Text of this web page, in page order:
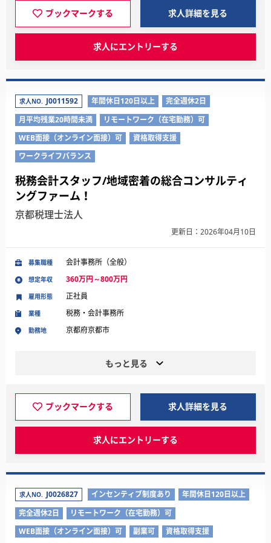
ブックマークする 求人詳細を見る
求人にエントリーする
求人NO. J0011592 年間休日120日以上
完全週休2日
月平均残業20時間未満
リモートワーク（在宅勤務）可
WEB面接（オンライン面接）可
資格取得支援
ワークライフバランス
税務会計スタッフ/地域密着の総合コンサルティ
ングファーム！
京都税理士法人
更新日：2026年04月10日
募集職種 会計事務所（全般）
想定年収 360万円～800万円
業種 税務・会計事務所
勤務地 京都府京都市
雇用形態 正社員
もっと見る
ブックマークする 求人詳細を見る
求人にエントリーする
求人NO. J0026827 インセンティブ制度あり
年間休日120日以上
完全週休2日
リモートワーク（在宅勤務）可
WEB面接（オンライン面接）可
副業可 資格取得支援